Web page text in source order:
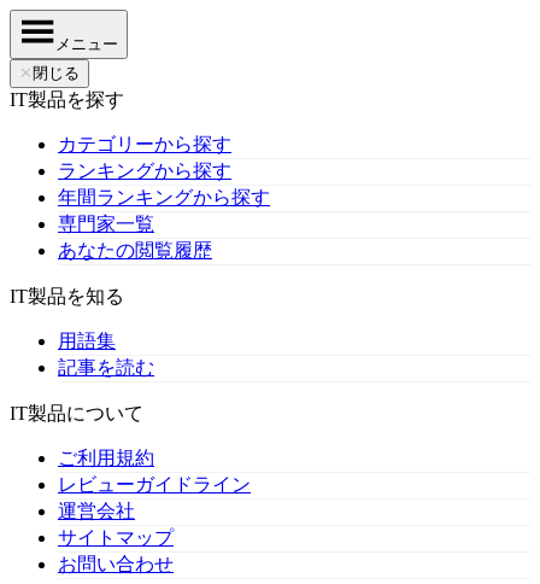
メニュー
✕ 閉じる
IT製品を探す
カテゴリーから探す
ランキングから探す
年間ランキングから探す
専門家一覧
あなたの閲覧履歴
IT製品を知る
用語集
記事を読む
IT製品について
ご利用規約
レビューガイドライン
運営会社
サイトマップ
お問い合わせ